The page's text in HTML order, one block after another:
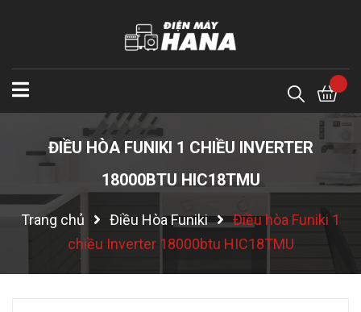
ĐIỀU HÒA FUNIKI 1 CHIỀU INVERTER
18000BTU HIC18TMU
Trang chủ Điều Hòa Funiki
Điều hòa Funiki 1
chiều Inverter 18000btu HIC18TMU